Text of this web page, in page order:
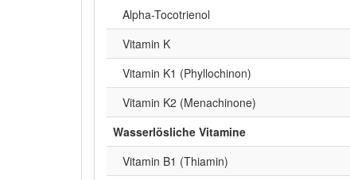
Alpha-Tocotrienol
Vitamin K
Vitamin K1 (Phyllochinon)
Vitamin K2 (Menachinone)
Wasserlösliche Vitamine
Vitamin B1 (Thiamin)